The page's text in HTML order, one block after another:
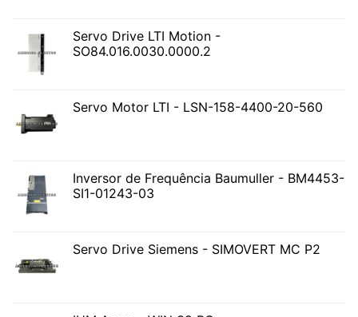
Servo Drive LTI Motion -
SO84.016.0030.0000.2
Servo Motor LTI - LSN-158-4400-20-560
Inversor de Frequência Baumuller - BM4453-
SI1-01243-03
Servo Drive Siemens - SIMOVERT MC P2